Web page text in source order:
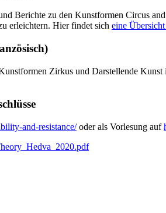
Berichte zu den Kunstformen Circus
erleichtern. Hier findet sich eine
Zirkus und Darstellende
and-resistance/oder als Vorlesung auf